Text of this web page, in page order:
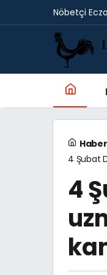
Nöbetçi
4 Şubat
4
Kanser